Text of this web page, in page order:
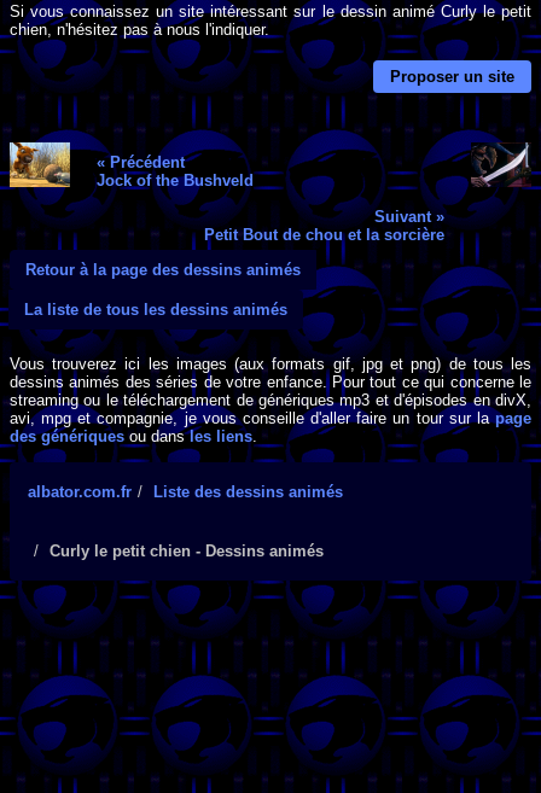
Si vous connaissez un site intéressant sur le dessin animé Curly le petit
chien, n'hésitez pas à nous l'indiquer.
Proposer un site
« Précédent
Jock of the Bushveld
Suivant »
Petit Bout de chou et la sorcière
Retour à la page des dessins animés
La liste de tous les dessins animés
Vous trouverez ici les images (aux formats gif, jpg et png) de tous les
dessins animés des séries de votre enfance. Pour tout ce qui concerne le
streaming ou le téléchargement de génériques mp3 et d'épisodes en divX,
avi, mpg et compagnie, je vous conseille d'aller faire un tour sur lapage
des génériques ou dansles liens.
albator.com.fr Liste des dessins animés
Curly le petit chien - Dessins animés